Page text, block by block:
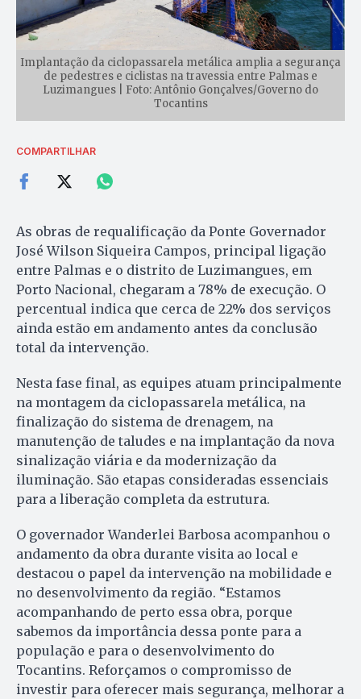
Implantação da ciclopassarela metálica amplia a segurança
de pedestres e ciclistas na travessia entre Palmas e
Luzimangues | Foto: Antônio Gonçalves/Governo do
Tocantins
COMPARTILHAR
As obras de requalificação da Ponte Governador
José Wilson Siqueira Campos, principal ligação
entre Palmas e o distrito de Luzimangues, em
Porto Nacional, chegaram a 78% de execução. O
percentual indica que cerca de 22% dos serviços
ainda estão em andamento antes da conclusão
total da intervenção.
Nesta fase final, as equipes atuam principalmente
na montagem da ciclopassarela metálica, na
finalização do sistema de drenagem, na
manutenção de taludes e na implantação da nova
sinalização viária e da modernização da
iluminação. São etapas consideradas essenciais
para a liberação completa da estrutura.
O governador Wanderlei Barbosa acompanhou o
andamento da obra durante visita ao local e
destacou o papel da intervenção na mobilidade e
no desenvolvimento da região. “Estamos
acompanhando de perto essa obra, porque
sabemos da importância dessa ponte para a
população e para o desenvolvimento do
Tocantins. Reforçamos o compromisso de
investir para oferecer mais segurança, melhorar a